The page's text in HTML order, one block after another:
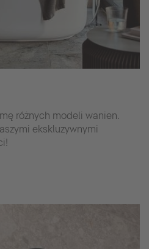
różnych modeli wanien.
ekskluzywnymi